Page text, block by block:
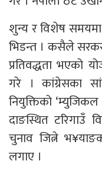
शुन्य र विशेष समयमा
भिडन्त । कसैले
प्रतिवद्धता भएको
गरे । कांग्रेसका
नियुक्तिको
दाङस्थित टरिगाउँ
चुनाव जित्ने
लगाए ।